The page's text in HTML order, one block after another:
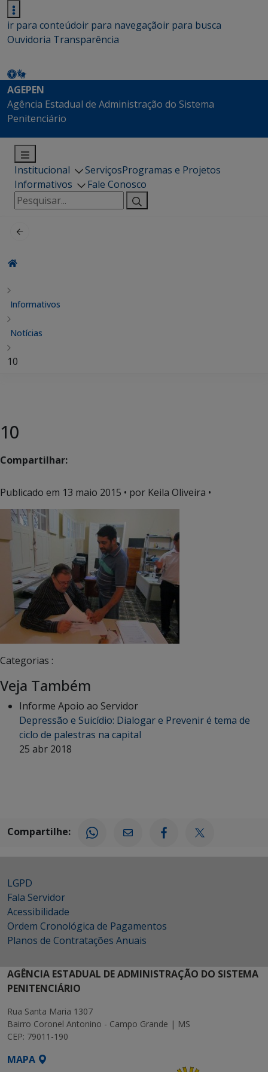
ir para conteúdoir para navegaçãoir para busca
Ouvidoria Transparência
AGEPEN
Agência Estadual de Administração do Sistema
Penitenciário
Institucional ServiçosProgramas e Projetos
Informativos
Fale Conosco
Pesquisar
por:
Informativos
Notícias
10
10
Compartilhar:
Publicado em 13 maio 2015 • por Keila Oliveira •
Categorias :
Veja Também
Informe Apoio ao Servidor
Depressão e Suicídio: Dialogar e Prevenir é tema de
ciclo de palestras na capital
25 abr 2018
Compartilhe:
LGPD
Fala Servidor
Acessibilidade
Ordem Cronológica de Pagamentos
Planos de Contratações Anuais
AGÊNCIA ESTADUAL DE ADMINISTRAÇÃO DO SISTEMA
PENITENCIÁRIO
Rua Santa Maria 1307
Bairro Coronel Antonino - Campo Grande | MS
CEP: 79011-190
MAPA